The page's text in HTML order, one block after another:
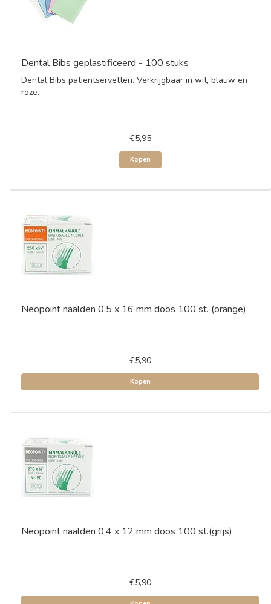
Dental Bibs geplastificeerd - 100 stuks
Dental Bibs patientservetten. Verkrijgbaar in wit, blauw en
roze.
€5,95
Kopen
Neopoint naalden 0,5 x 16 mm doos 100 st. (orange)
€5,90
Kopen
Neopoint naalden 0,4 x 12 mm doos 100 st.(grijs)
€5,90